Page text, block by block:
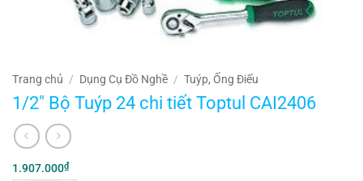
Trang chủ / Dụng Cụ Đồ Nghề / Tuýp, Ống Điếu
1/2″ Bộ Tuýp 24 chi tiết Toptul CAI2406
1.907.000₫